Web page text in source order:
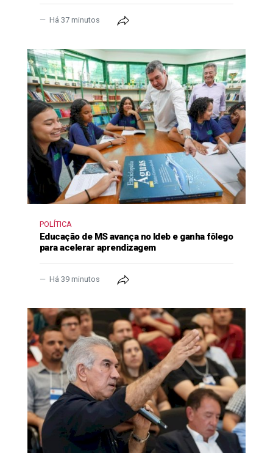
Há 37 minutos
POLÍTICA
Educação de MS avança no Ideb e ganha fôlego
para acelerar aprendizagem
Há 39 minutos